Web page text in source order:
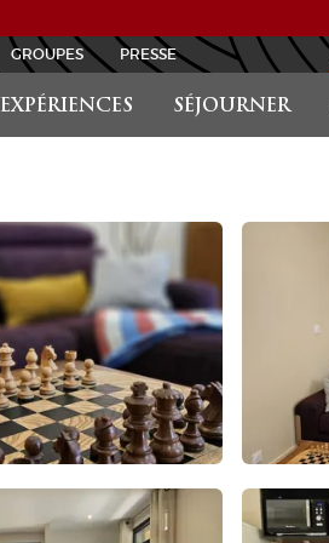
EXPÉRIENCES SÉJOURNER
GROUPES PRESSE